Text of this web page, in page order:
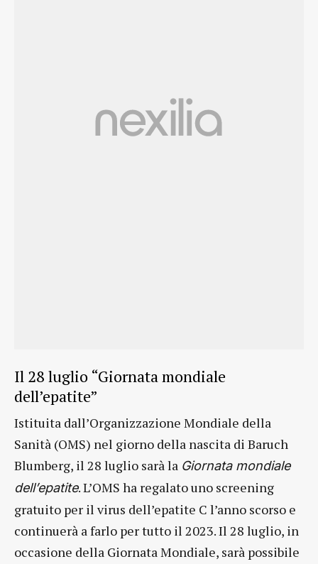
Il 28 luglio “Giornata mondiale
dell’epatite”
Istituita dall’Organizzazione Mondiale della
Sanità (OMS) nel giorno della nascita di Baruch
Blumberg, il 28 luglio sarà la Giornata mondiale
dell’epatite. L’OMS ha regalato uno screening
gratuito per il virus dell’epatite C l’anno scorso e
continuerà a farlo per tutto il 2023. Il 28 luglio, in
occasione della Giornata Mondiale, sarà possibile